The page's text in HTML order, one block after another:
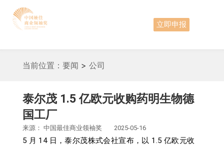
立即申报
当前位置： 要闻 > 公司
泰尔茂 1.5 亿欧元收购药明生物德
国工厂
来源： 中国最佳商业领袖奖 2025-05-16
5 月 14 日，泰尔茂株式会社宣布，以 1.5 亿欧元收